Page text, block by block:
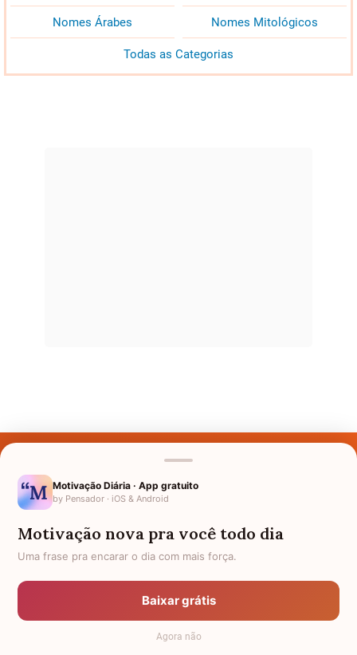
Nomes Árabes Nomes Mitológicos
Todas as Categorias
Nomes pelo Mundo
Política de Privacidade
Anuncie
Termos de Uso
Motivação Diária · App gratuito
by Pensador · iOS & Android
Motivação nova pra você todo dia
Uma frase pra encarar o dia com mais força.
Baixar grátis
Agora não